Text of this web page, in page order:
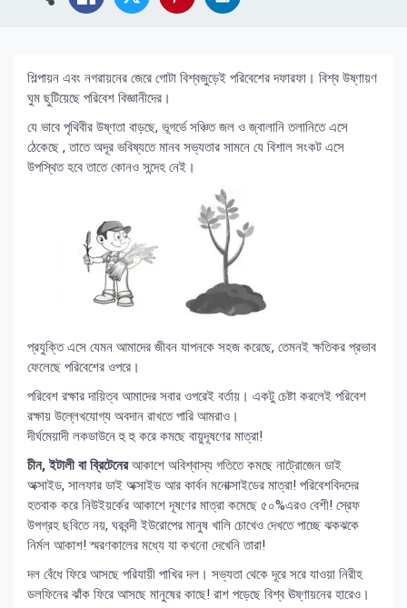
শিল্পায়ন এবং নগরায়নের জেরে গোটা বিশ্বজুড়েই পরিবেশের দফারফা। বিশ্ব উষ্ণায়ণ
ঘুম ছুটিয়েছে পরিবেশ বিজ্ঞানীদের।
যে ভাবে পৃথিবীর উষ্ণতা বাড়ছে, ভূগর্ভে সঞ্চিত জল ও জ্বালানি তলানিতে এসে
ঠেকেছে , তাতে অদূর ভবিষ্যতে মানব সভ্যতার সামনে যে বিশাল সংকট এসে
উপস্থিত হবে তাতে কোনও সন্দেহ নেই।
প্রযুক্তি এসে যেমন আমাদের জীবন যাপনকে সহজ করেছে, তেমনই ক্ষতিকর প্রভাব
ফেলেছে পরিবেশের ওপরে।
পরিবেশ রক্ষার দায়িত্ব আমাদের সবার ওপরেই বর্তায়। একটু চেষ্টা করলেই পরিবেশ
রক্ষায় উল্লেখযোগ্য অবদান রাখতে পারি আমরাও।
দীর্ঘমেয়াদী লকডাউনে হু হু করে কমছে বায়ুদূষণের মাত্রা!
চীন, ইটালী বা ব্রিটেনেরআকাশে অবিশ্বাস্য গতিতে কমছে নাট্রোজেন ডাই
অক্সাইড, সালফার ডাই অক্সাইড আর কার্বন মনোক্সাইডের মাত্রা! পরিবেশবিদদের
হতবাক করে নিউইয়র্কের আকাশে দূষণের মাত্রা কমেছে ৫০%এরও বেশী! স্রেফ
উপগ্রহ ছবিতে নয়, ঘরবন্দী ইউরোপের মানুষ খালি চোখেও দেখতে পাচ্ছে ঝকঝকে
নির্মল আকাশ! স্মরণকালের মধ্যে যা কখনো দেখেনি তারা!
দল বেঁধে ফিরে আসছে পরিযায়ী পাখির দল। সভ্যতা থেকে দূরে সরে যাওয়া নিরীহ
ডলফিনের ঝাঁক ফিরে আসছে মানুষের কাছে! রাশ পড়েছে বিশ্ব ঊষ্ণায়নের হারেও।